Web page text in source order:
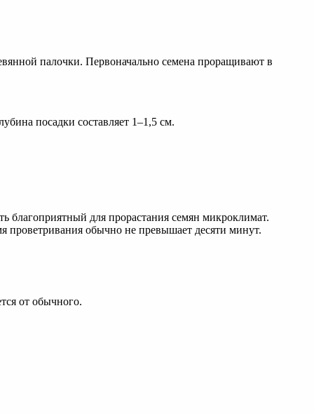
палочки. Первоначально семена проращивают в
посадки составляет 1–1,5 см.
благоприятный для прорастания семян микроклимат.
проветривания обычно не превышает десяти минут.
от обычного.